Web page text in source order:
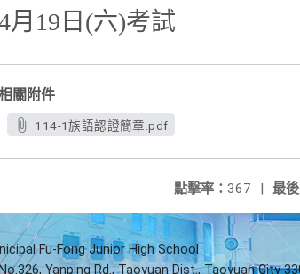
月19日(六)考試
關附件
114-1族語認證簡章.pdf
最
點擊率： 367 |
Fu-Fong Junior High School
Yanping Rd., Taoyuan Dist., Taoyuan City